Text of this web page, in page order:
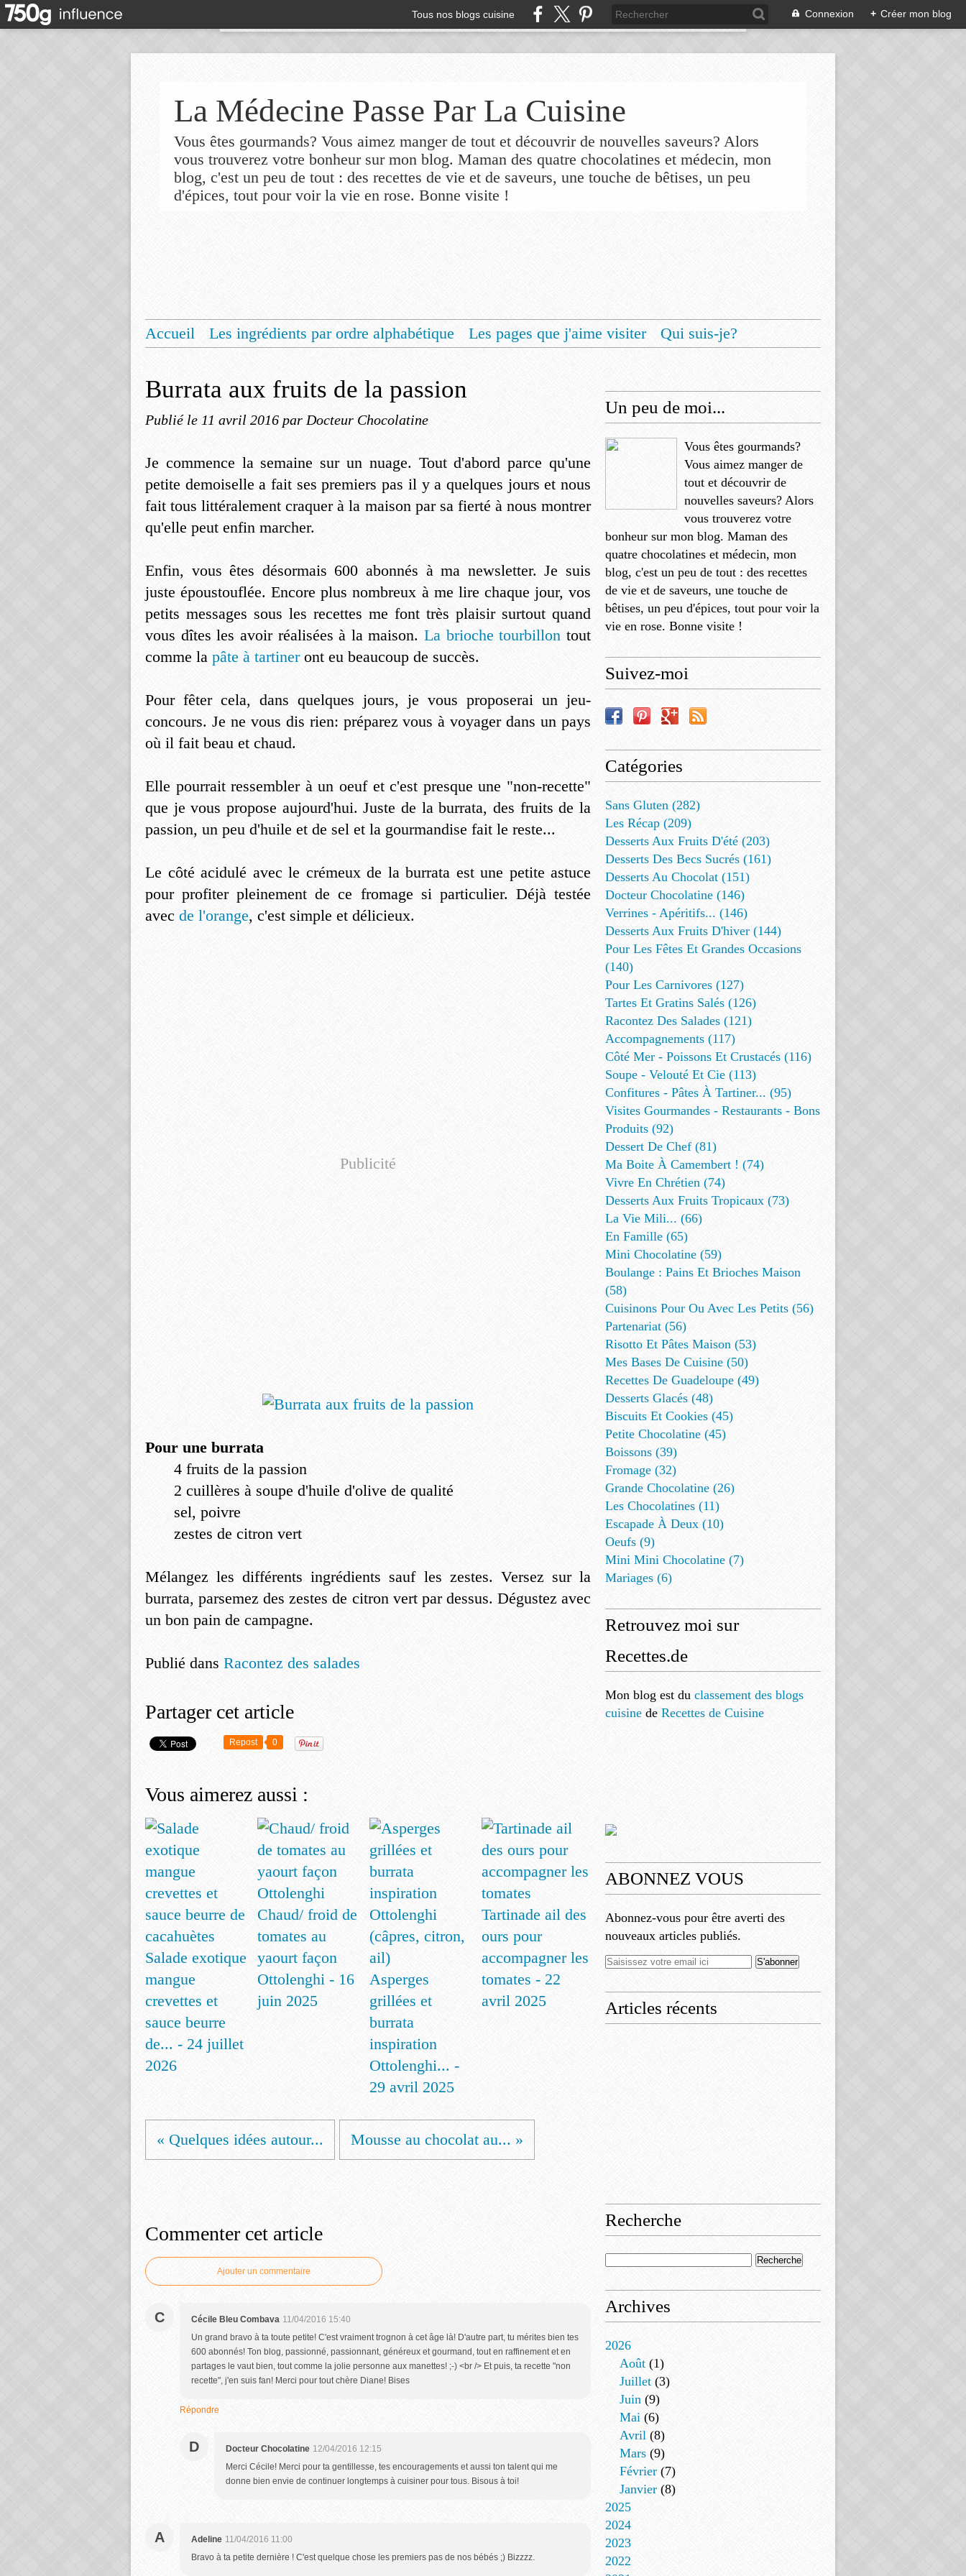
Tous nos blogs cuisine Connexion + Créer mon blog
La Médecine Passe Par La Cuisine
Vous êtes gourmands? Vous aimez manger de tout et découvrir de nouvelles saveurs? Alors
vous trouverez votre bonheur sur mon blog. Maman des quatre chocolatines et médecin, mon
blog, c'est un peu de tout : des recettes de vie et de saveurs, une touche de bêtises, un peu
d'épices, tout pour voir la vie en rose. Bonne visite !
Accueil Les ingrédients par ordre alphabétique Les pages que j'aime visiter
Qui suis-je?
Burrata aux fruits de la passion
Publié le 11 avril 2016 par Docteur Chocolatine
Je commence la semaine sur un nuage. Tout d'abord parce qu'une
petite demoiselle a fait ses premiers pas il y a quelques jours et nous
fait tous littéralement craquer à la maison par sa fierté à nous montrer
qu'elle peut enfin marcher.
Enfin, vous êtes désormais 600 abonnés à ma newsletter. Je suis
juste époustouflée. Encore plus nombreux à me lire chaque jour, vos
petits messages sous les recettes me font très plaisir surtout quand
vous dîtes les avoir réalisées à la maison. La brioche tourbillon tout
comme la pâte à tartiner ont eu beaucoup de succès.
Pour fêter cela, dans quelques jours, je vous proposerai un jeu-
concours. Je ne vous dis rien: préparez vous à voyager dans un pays
où il fait beau et chaud.
Elle pourrait ressembler à un oeuf et c'est presque une "non-recette"
que je vous propose aujourd'hui. Juste de la burrata, des fruits de la
passion, un peu d'huile et de sel et la gourmandise fait le reste...
Le côté acidulé avec le crémeux de la burrata est une petite astuce
pour profiter pleinement de ce fromage si particulier. Déjà testée
avec de l'orange, c'est simple et délicieux.
Publicité
Pour une burrata
4 fruits de la passion
2 cuillères à soupe d'huile d'olive de qualité
sel, poivre
zestes de citron vert
Mélangez les différents ingrédients sauf les zestes. Versez sur la
burrata, parsemez des zestes de citron vert par dessus. Dégustez avec
un bon pain de campagne.
Publié dans Racontez des salades
Partager cet article
Repost 0
Vous aimerez aussi :
Salade exotique
mangue
crevettes et
sauce beurre
de... - 24 juillet
2026
Chaud/ froid de
tomates au
yaourt façon
Ottolenghi - 16
juin 2025
Asperges
grillées et
burrata
inspiration
Ottolenghi... -
29 avril 2025
Tartinade ail des
ours pour
accompagner les
tomates - 22
avril 2025
« Quelques idées autour... Mousse au chocolat au... »
Commenter cet article
Ajouter un commentaire
C Cécile Bleu Combava 11/04/2016 15:40
Un grand bravo à ta toute petite! C'est vraiment trognon à cet âge là! D'autre part, tu mérites bien tes
600 abonnés! Ton blog, passionné, passionnant, généreux et gourmand, tout en raffinement et en
partages le vaut bien, tout comme la jolie personne aux manettes! ;-) <br /> Et puis, ta recette "non
recette", j'en suis fan! Merci pour tout chère Diane! Bises
Répondre
D Docteur Chocolatine 12/04/2016 12:15
Merci Cécile! Merci pour ta gentillesse, tes encouragements et aussi ton talent qui me
donne bien envie de continuer longtemps à cuisiner pour tous. Bisous à toi!
A Adeline 11/04/2016 11:00
Bravo à ta petite dernière ! C'est quelque chose les premiers pas de nos bébés ;) Bizzzz.
Un peu de moi...
Vous êtes gourmands?
Vous aimez manger de
tout et découvrir de
nouvelles saveurs? Alors
vous trouverez votre
bonheur sur mon blog. Maman des
quatre chocolatines et médecin, mon
blog, c'est un peu de tout : des recettes
de vie et de saveurs, une touche de
bêtises, un peu d'épices, tout pour voir la
vie en rose. Bonne visite !
Suivez-moi
Catégories
Sans Gluten (282)
Les Récap (209)
Desserts Aux Fruits D'été (203)
Desserts Des Becs Sucrés (161)
Desserts Au Chocolat (151)
Docteur Chocolatine (146)
Verrines - Apéritifs... (146)
Desserts Aux Fruits D'hiver (144)
Pour Les Fêtes Et Grandes Occasions
(140)
Pour Les Carnivores (127)
Tartes Et Gratins Salés (126)
Racontez Des Salades (121)
Accompagnements (117)
Côté Mer - Poissons Et Crustacés (116)
Soupe - Velouté Et Cie (113)
Confitures - Pâtes À Tartiner... (95)
Visites Gourmandes - Restaurants - Bons
Produits (92)
Dessert De Chef (81)
Ma Boite À Camembert ! (74)
Vivre En Chrétien (74)
Desserts Aux Fruits Tropicaux (73)
La Vie Mili... (66)
En Famille (65)
Mini Chocolatine (59)
Boulange : Pains Et Brioches Maison
(58)
Cuisinons Pour Ou Avec Les Petits (56)
Partenariat (56)
Risotto Et Pâtes Maison (53)
Mes Bases De Cuisine (50)
Recettes De Guadeloupe (49)
Desserts Glacés (48)
Biscuits Et Cookies (45)
Petite Chocolatine (45)
Boissons (39)
Fromage (32)
Grande Chocolatine (26)
Les Chocolatines (11)
Escapade À Deux (10)
Oeufs (9)
Mini Mini Chocolatine (7)
Mariages (6)
Retrouvez moi sur
Recettes.de
Mon blog est du classement des blogs
cuisine de Recettes de Cuisine
ABONNEZ VOUS
Abonnez-vous pour être averti des
nouveaux articles publiés.
Articles récents
Recherche
Archives
2026
Août (1)
Juillet (3)
Juin (9)
Mai (6)
Avril (8)
Mars (9)
Février (7)
Janvier (8)
2025
2024
2023
2022